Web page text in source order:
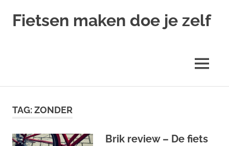
Fietsen maken doe je zelf
MENU
TAG:ZONDER
Brik review – De fiets